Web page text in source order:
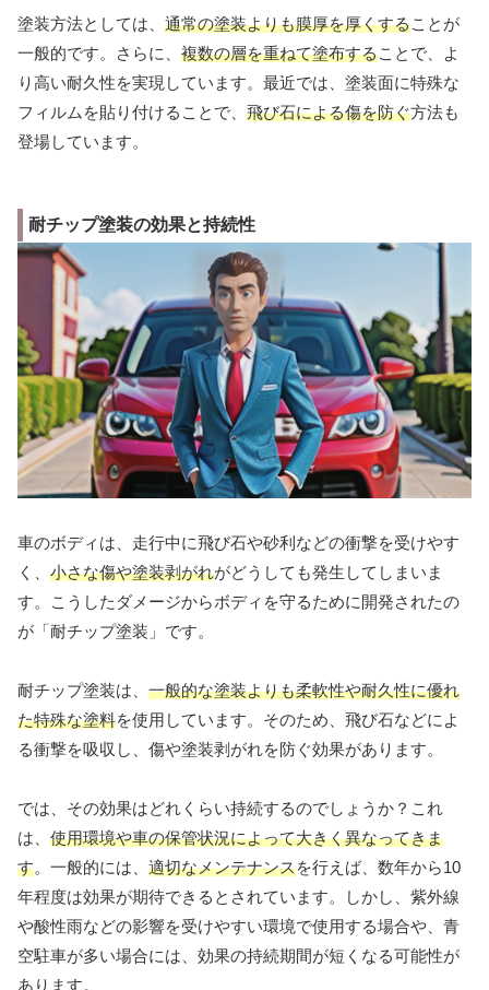
塗装方法としては、 通常の塗装よりも膜厚を厚くすることが
一般的です。さらに、 複数の層を重ねて塗布することで、よ
り高い耐久性を実現しています。最近では、塗装面に特殊な
フィルムを貼り付けることで、 飛び石による傷を防ぐ方法も
登場しています。
耐チップ塗装の効果と持続性
車のボディは、走行中に飛び石や砂利などの衝撃を受けやす
く、 小さな傷や塗装剥がれがどうしても発生してしまいま
す。こうしたダメージからボディを守るために開発されたの
が「耐チップ塗装」です。
耐チップ塗装は、 一般的な塗装よりも柔軟性や耐久性に優れ
た特殊な塗料を使用しています。そのため、飛び石などによ
る衝撃を吸収し、傷や塗装剥がれを防ぐ効果があります。
では、その効果はどれくらい持続するのでしょうか？これ
は、 使用環境や車の保管状況によって大きく異なってきま
す。一般的には、 適切なメンテナンスを行えば、数年から10
年程度は効果が期待できるとされています。しかし、紫外線
や酸性雨などの影響を受けやすい環境で使用する場合や、青
空駐車が多い場合には、効果の持続期間が短くなる可能性が
あります。